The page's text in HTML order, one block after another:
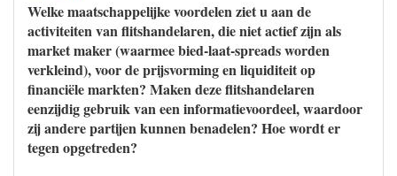
Welke maatschappelijke voordelen ziet u aan de
activiteiten van flitshandelaren, die niet actief zijn als
market maker (waarmee bied-laat-spreads worden
verkleind), voor de prijsvorming en liquiditeit op
financiële markten? Maken deze flitshandelaren
eenzijdig gebruik van een informatievoordeel, waardoor
zij andere partijen kunnen benadelen? Hoe wordt er
tegen opgetreden?